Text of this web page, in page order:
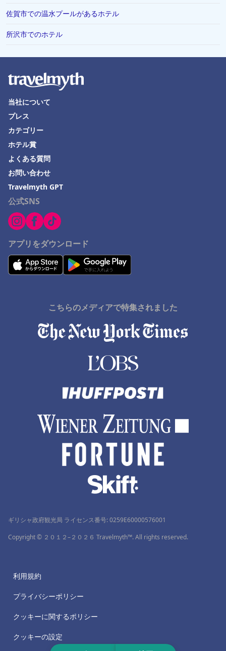
会津若松市でのホテル
柏市でのホテル
定山渓でのホテル
久米島町でのホテル
Nakanishiでのホテル
気仙沼市でのホテル
指宿市でのホテル
美瑛町でのホテル
群馬県でのホテル
飯能市でのホテル
岩国市でのホテル
島原市でのホテル
酒田市でのホテル
高知県でのホテル
ハギでのホテル
佐賀市での温水プールがあるホテル
所沢市でのホテル
公式SNS
アプリをダウンロード
当社について
プレス
カテゴリー
ホテル賞
よくある質問
お問い合わせ
Travelmyth GPT
こちらのメディアで特集されました
ギリシャ政府観光局 ライセンス番号: 0259Ε60000576001
Copyright © ２０１２–２０２６ Travelmyth™. All rights reserved.
利用規約
プライバシーポリシー
クッキーに関するポリシー
クッキーの設定